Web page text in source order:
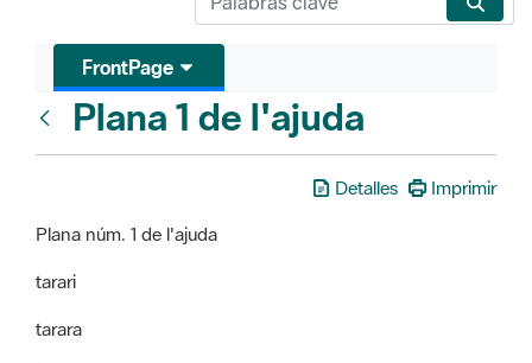
FrontPage
Plana 1 de l'ajuda
Detalles
Imprimir
Plana núm. 1 de l'ajuda
tarari
tarara